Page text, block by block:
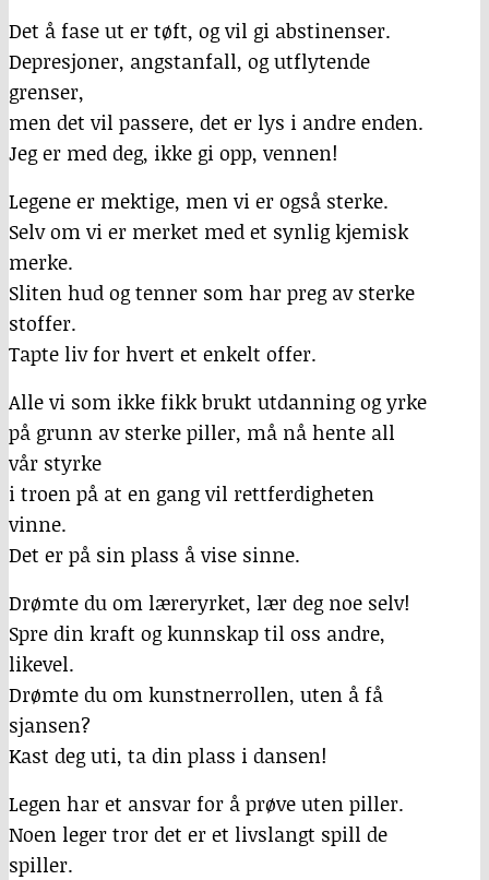
Det å fase ut er tøft, og vil gi abstinenser.
Depresjoner, angstanfall, og utflytende
grenser,
men det vil passere, det er lys i andre enden.
Jeg er med deg, ikke gi opp, vennen!
Legene er mektige, men vi er også sterke.
Selv om vi er merket med et synlig kjemisk
merke.
Sliten hud og tenner som har preg av sterke
stoffer.
Tapte liv for hvert et enkelt offer.
Alle vi som ikke fikk brukt utdanning og yrke
på grunn av sterke piller, må nå hente all
vår styrke
i troen på at en gang vil rettferdigheten
vinne.
Det er på sin plass å vise sinne.
Drømte du om læreryrket, lær deg noe selv!
Spre din kraft og kunnskap til oss andre,
likevel.
Drømte du om kunstnerrollen, uten å få
sjansen?
Kast deg uti, ta din plass i dansen!
Legen har et ansvar for å prøve uten piller.
Noen leger tror det er et livslangt spill de
spiller.